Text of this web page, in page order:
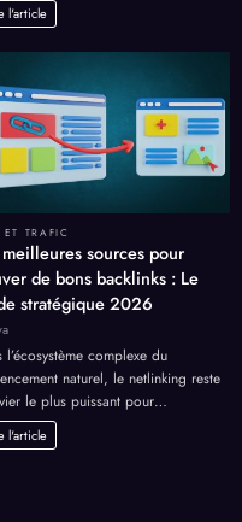
l'article
TRAFIC
meilleures sources pour
de bons backlinks : Le
stratégique 2026
l’écosystème complexe du
naturel, le netlinking reste
le plus puissant pour…
l'article